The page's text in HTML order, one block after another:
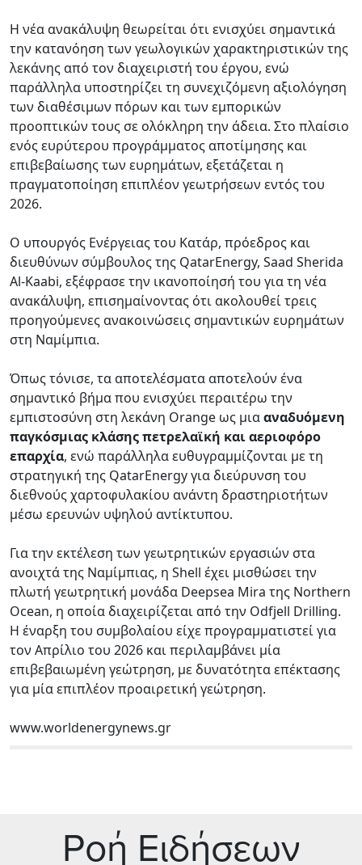
Η νέα ανακάλυψη θεωρείται ότι ενισχύει σημαντικά
την κατανόηση των γεωλογικών χαρακτηριστικών της
λεκάνης από τον διαχειριστή του έργου, ενώ
παράλληλα υποστηρίζει τη συνεχιζόμενη αξιολόγηση
των διαθέσιμων πόρων και των εμπορικών
προοπτικών τους σε ολόκληρη την άδεια. Στο πλαίσιο
ενός ευρύτερου προγράμματος αποτίμησης και
επιβεβαίωσης των ευρημάτων, εξετάζεται η
πραγματοποίηση επιπλέον γεωτρήσεων εντός του
2026.
Ο υπουργός Ενέργειας του Κατάρ, πρόεδρος και
διευθύνων σύμβουλος της QatarEnergy, Saad Sherida
Al-Kaabi, εξέφρασε την ικανοποίησή του για τη νέα
ανακάλυψη, επισημαίνοντας ότι ακολουθεί τρεις
προηγούμενες ανακοινώσεις σημαντικών ευρημάτων
στη Ναμίμπια.
Όπως τόνισε, τα αποτελέσματα αποτελούν ένα
σημαντικό βήμα που ενισχύει περαιτέρω την
εμπιστοσύνη στη λεκάνη Orange ως μιααναδυόμενη
παγκόσμιας κλάσης πετρελαϊκή και αεριοφόρο
επαρχία, ενώ παράλληλα ευθυγραμμίζονται με τη
στρατηγική της QatarEnergy για διεύρυνση του
διεθνούς χαρτοφυλακίου ανάντη δραστηριοτήτων
μέσω ερευνών υψηλού αντίκτυπου.
Για την εκτέλεση των γεωτρητικών εργασιών στα
ανοιχτά της Ναμίμπιας, η Shell έχει μισθώσει την
πλωτή γεωτρητική μονάδα Deepsea Mira της Northern
Ocean, η οποία διαχειρίζεται από την Odfjell Drilling.
Η έναρξη του συμβολαίου είχε προγραμματιστεί για
τον Απρίλιο του 2026 και περιλαμβάνει μία
επιβεβαιωμένη γεώτρηση, με δυνατότητα επέκτασης
για μία επιπλέον προαιρετική γεώτρηση.
www.worldenergynews.gr
Ρoή Ειδήσεων